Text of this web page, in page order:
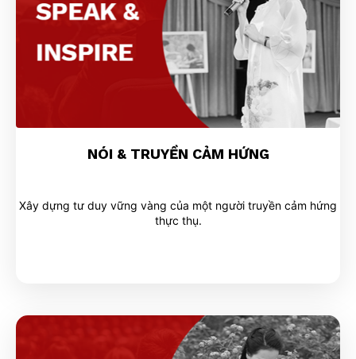
NÓI & TRUYỀN CẢM HỨNG
Xây dựng tư duy vững vàng của một người truyền cảm hứng
thực thụ.